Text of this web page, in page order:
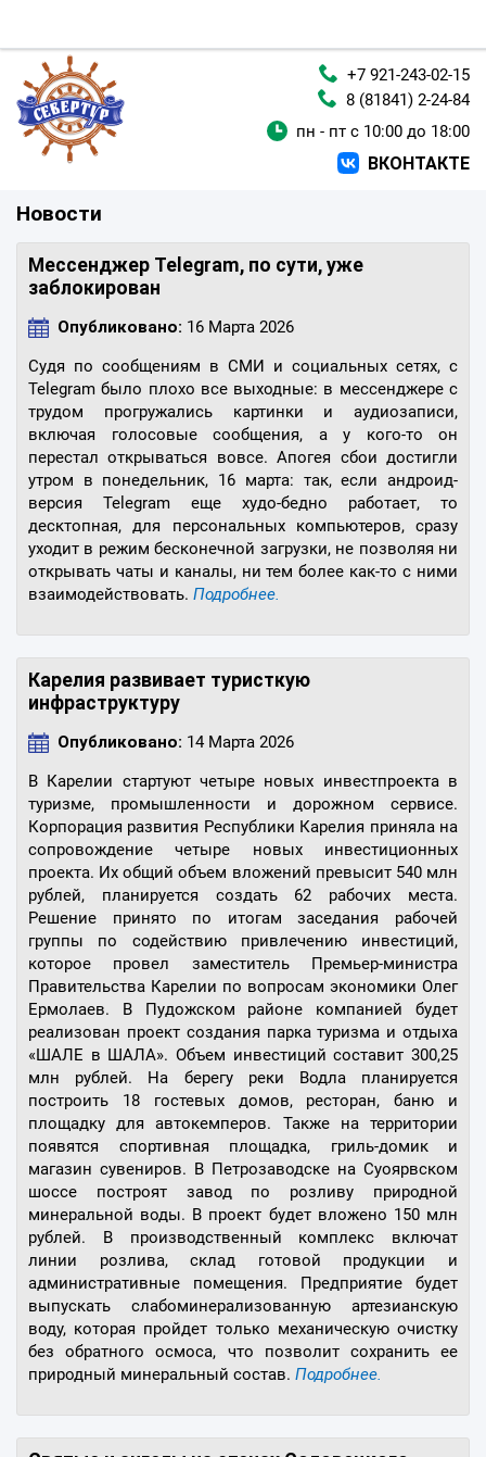
+7 921-243-02-15
8 (81841) 2-24-84
пн - пт с 10:00 до 18:00
ВКОНТАКТЕ
Новости
Мессенджер Telegram, по сути, уже
заблокирован
Опубликовано: 16 Марта 2026
Судя по сообщениям в СМИ и социальных сетях, с
Telegram было плохо все выходные: в мессенджере с
трудом прогружались картинки и аудиозаписи,
включая голосовые сообщения, а у кого-то он
перестал открываться вовсе. Апогея сбои достигли
утром в понедельник, 16 марта: так, если андроид-
версия Telegram еще худо-бедно работает, то
десктопная, для персональных компьютеров, сразу
уходит в режим бесконечной загрузки, не позволяя ни
открывать чаты и каналы, ни тем более как-то с ними
взаимодействовать. Подробнее.
Карелия развивает туристкую
инфраструктуру
Опубликовано: 14 Марта 2026
В Карелии стартуют четыре новых инвестпроекта в
туризме, промышленности и дорожном сервисе.
Корпорация развития Республики Карелия приняла на
сопровождение четыре новых инвестиционных
проекта. Их общий объем вложений превысит 540 млн
рублей, планируется создать 62 рабочих места.
Решение принято по итогам заседания рабочей
группы по содействию привлечению инвестиций,
которое провел заместитель Премьер-министра
Правительства Карелии по вопросам экономики Олег
Ермолаев. В Пудожском районе компанией будет
реализован проект создания парка туризма и отдыха
«ШАЛЕ в ШАЛА». Объем инвестиций составит 300,25
млн рублей. На берегу реки Водла планируется
построить 18 гостевых домов, ресторан, баню и
площадку для автокемперов. Также на территории
появятся спортивная площадка, гриль-домик и
магазин сувениров. В Петрозаводске на Суоярвском
шоссе построят завод по розливу природной
минеральной воды. В проект будет вложено 150 млн
рублей. В производственный комплекс включат
линии розлива, склад готовой продукции и
административные помещения. Предприятие будет
выпускать слабоминерализованную артезианскую
воду, которая пройдет только механическую очистку
без обратного осмоса, что позволит сохранить ее
природный минеральный состав. Подробнее.